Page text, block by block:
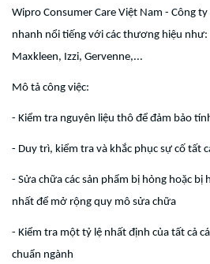
Wipro Consumer Care Việt Nam - Công
nhanh nổi tiếng với các thương hiệu như:
Maxkleen, Izzi, Gervenne,...
Mô tả công việc:
- Kiểm tra nguyên liệu thô để đảm bảo
- Duy trì, kiểm tra và khắc phục sự cố tất
- Sửa chữa các sản phẩm bị hỏng hoặc bị
nhất để mở rộng quy mô sửa chữa
- Kiểm tra một tỷ lệ nhất định của tất cả
chuẩn ngành